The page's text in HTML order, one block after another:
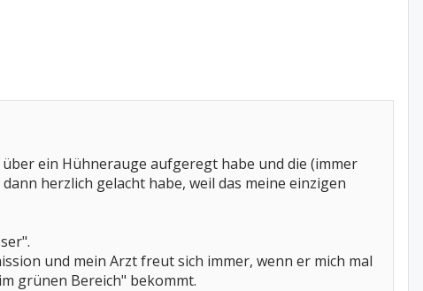
ein Hühnerauge aufgeregt habe und die (immer
herzlich gelacht habe, weil das meine einzigen
und mein Arzt freut sich immer, wenn er mich mal
grünen Bereich" bekommt.